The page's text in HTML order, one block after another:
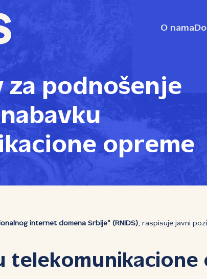
O nama
za podnošenje
opreme
internet domena Srbije“ (RNIDS), raspisuje javni
telekomunikacione